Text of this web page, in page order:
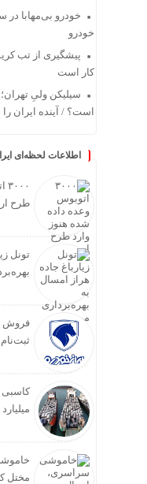
خودرو بی‌مهابا
خودرو
پیشگیری از تب
کار است
است؟ / آینده ایران
اطلاعات لحظه‌ای
طرح
تونل
فروش
مختل